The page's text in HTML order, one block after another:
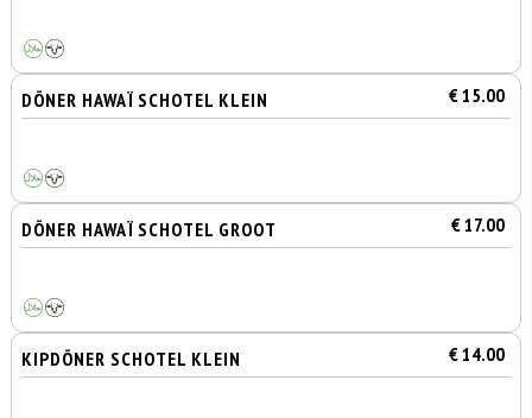
DÖNER HAWAÏ SCHOTEL KLEIN € 15.00
DÖNER HAWAÏ SCHOTEL GROOT € 17.00
KIPDÖNER SCHOTEL KLEIN € 14.00